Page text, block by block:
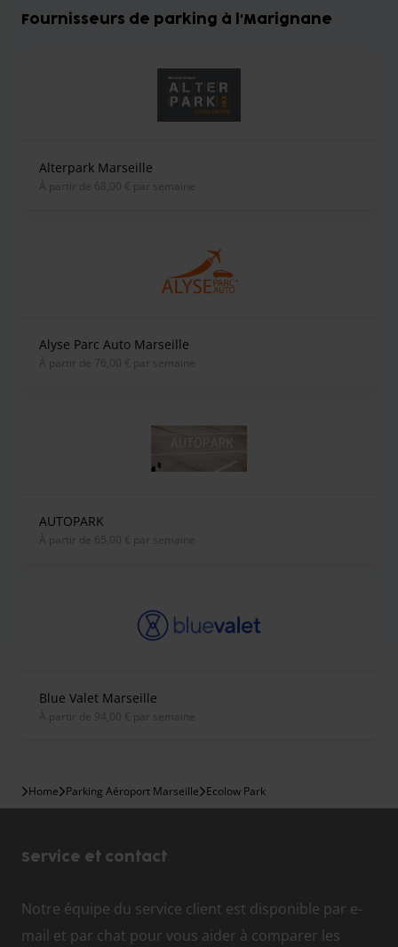
Fournisseurs de parking à l'Marignane
Alterpark Marseille
À partir de 68,00 € par semaine
Alyse Parc Auto Marseille
À partir de 76,00 € par semaine
AUTOPARK
À partir de 65,00 € par semaine
Blue Valet Marseille
À partir de 94,00 € par semaine
Home Parking Aéroport Marseille Ecolow Park
Service et contact
Notre équipe du service client est disponible par e-
mail et par chat pour vous aider à comparer les